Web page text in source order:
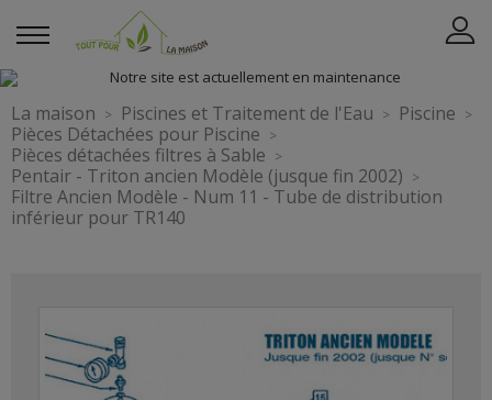
La maison Piscines et Traitement de l'Eau
Piscine
Pièces Détachées pour Piscine
Pièces détachées filtres à Sable
Pentair - Triton ancien Modèle (jusque fin 2002)
Filtre Ancien Modèle - Num 11 - Tube de distribution
inférieur pour TR140